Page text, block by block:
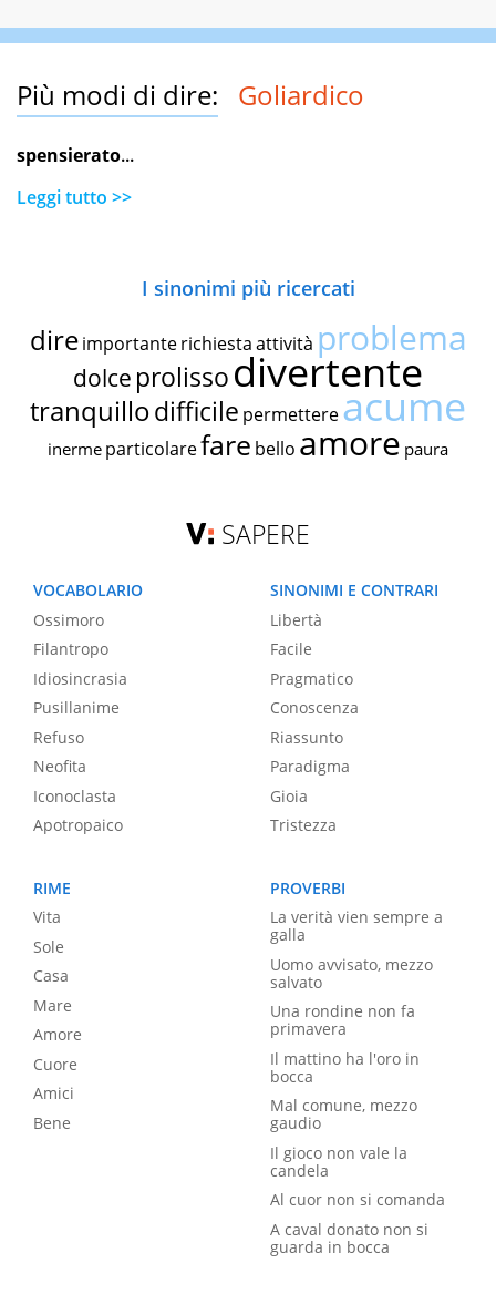
Più modi di dire: Goliardico
spensierato...
Leggi tutto >>
I sinonimi più ricercati
dire importante richiestaattività problema
dolce prolissodivertente
tranquillodifficile permettereacume
inerme particolarefare bello amore paura
SAPERE
VOCABOLARIO
Ossimoro
Filantropo
Idiosincrasia
Pusillanime
Refuso
Neofita
Iconoclasta
Apotropaico
SINONIMI E CONTRARI
Libertà
Facile
Pragmatico
Conoscenza
Riassunto
Paradigma
Gioia
Tristezza
RIME
Vita
Sole
Casa
Mare
Amore
Cuore
Amici
Bene
PROVERBI
La verità vien sempre a
galla
Uomo avvisato, mezzo
salvato
Una rondine non fa
primavera
Il mattino ha l'oro in
bocca
Mal comune, mezzo
gaudio
Il gioco non vale la
candela
Al cuor non si comanda
A caval donato non si
guarda in bocca